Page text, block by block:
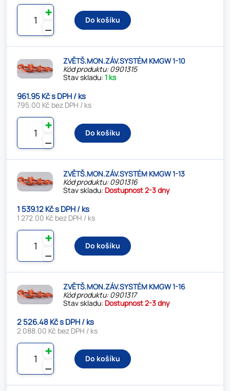
⚊
✚
Do košíku
ZVĚTŠ.MON.ZÁV.SYSTÉM KMGW 1-10
Kód produktu: 0901315
Stav skladu:1 ks
961.95 Kč s DPH / ks
795.00 Kč bez DPH / ks
⚊
✚
Do košíku
ZVĚTŠ.MON.ZÁV.SYSTÉM KMGW 1-13
Kód produktu: 0901316
Stav skladu: Dostupnost 2-3 dny
1 539.12 Kč s DPH / ks
1 272.00 Kč bez DPH / ks
⚊
✚
Do košíku
ZVĚTŠ.MON.ZÁV.SYSTÉM KMGW 1-16
Kód produktu: 0901317
Stav skladu: Dostupnost 2-3 dny
2 526.48 Kč s DPH / ks
2 088.00 Kč bez DPH / ks
⚊
✚
Do košíku